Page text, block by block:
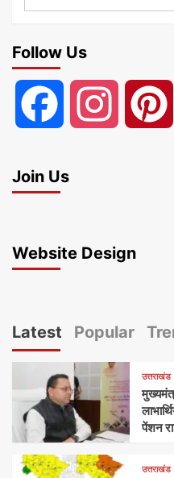
Follow Us
Facebook Instagram
Join Us
Website Design
Latest Popular
उत्तराखंड
पेंशन
उत्तराखंड